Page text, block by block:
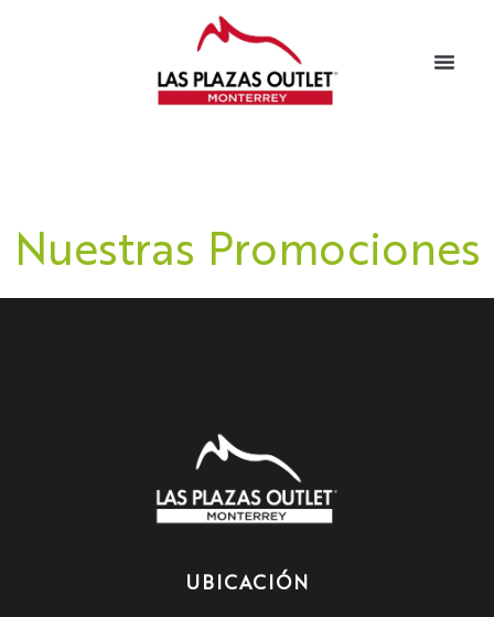
Nuestras Promociones
UBICACIÓN